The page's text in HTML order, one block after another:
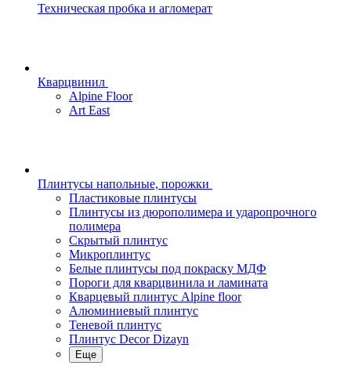
Техническая пробка и агломерат
Кварцвинил
Alpine Floor
Art East
Плинтусы напольные, порожки
Пластиковые плинтусы
Плинтусы из дюрополимера и ударопрочного
полимера
Скрытый плинтус
Микроплинтус
Белые плинтусы под покраску МДФ
Пороги для кварцвинила и ламината
Кварцевый плинтус Alpine floor
Алюминиевый плинтус
Теневой плинтус
Плинтус Decor Dizayn
Еще